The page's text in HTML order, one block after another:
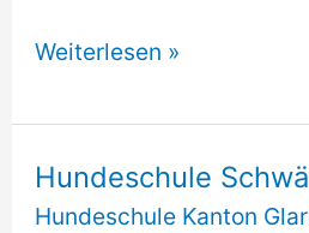
Hundeschule
GL
Weiterlesen »
Hundeschule
Hundeschule Kanton